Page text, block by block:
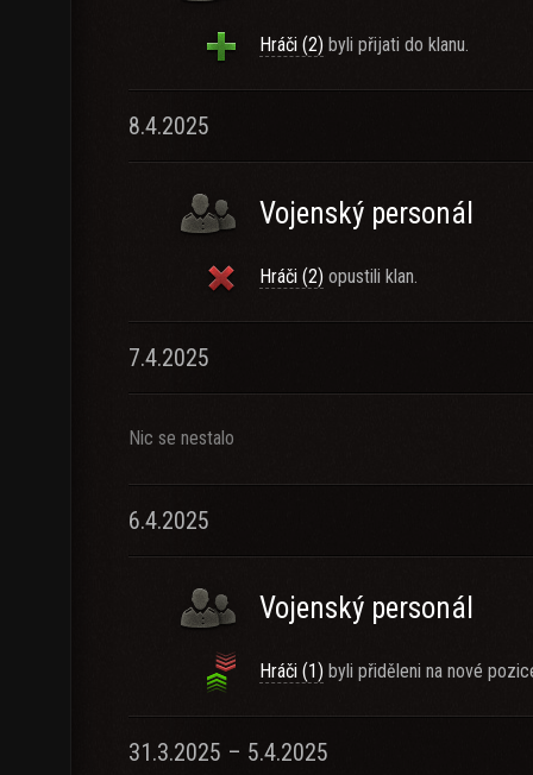
Hráči (2) byli přijati do klanu.
8.4.2025
Vojenský personál
Hráči (2) opustili klan.
7.4.2025
Nic se nestalo
6.4.2025
Vojenský personál
Hráči (1) byli přiděleni na nové
31.3.2025 – 5.4.2025